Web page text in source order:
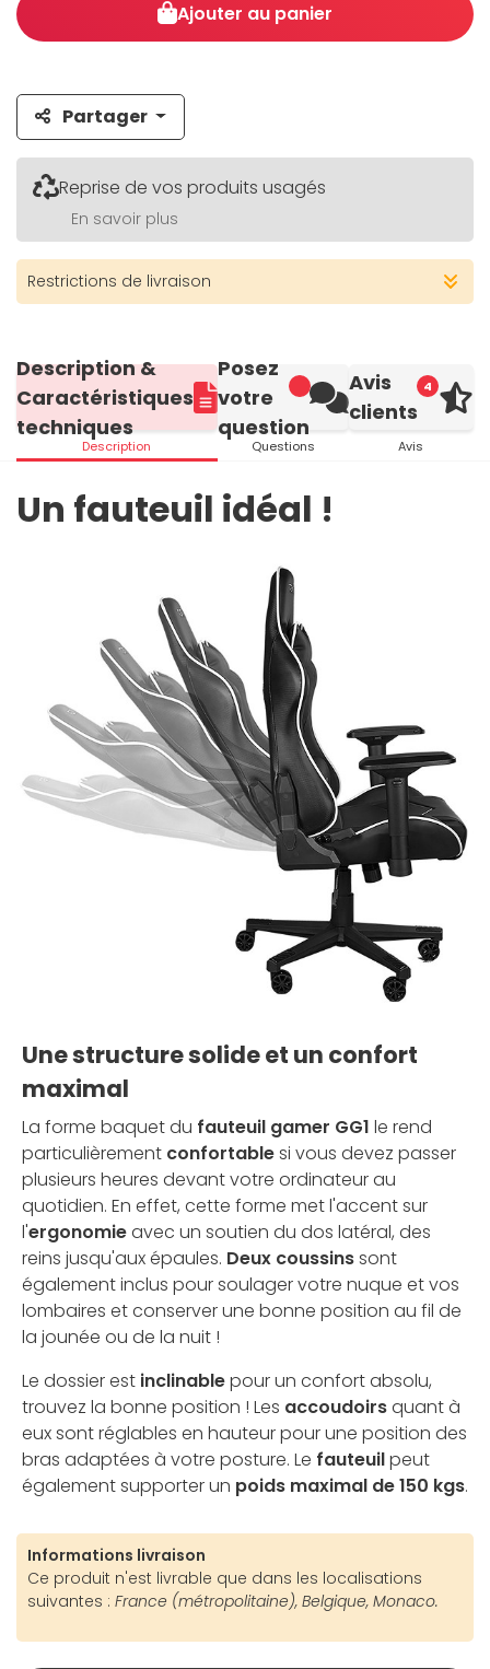
Ajouter au panier
Partager
Reprise de vos produits usagés
En savoir plus
Restrictions de livraison
Description &
Caractéristiques
techniques
Description
Posez
votre
question
Questions
4
Avis
clients
Avis
Un fauteuil idéal !
Une structure solide et un confort
maximal
La forme baquet du fauteuil gamer GG1 le rend
particulièrement confortablesi vous devez passer
plusieurs heures devant votre ordinateur au
quotidien. En effet, cette forme met l'accent sur
l'ergonomieavec un soutien du dos latéral, des
reins jusqu'aux épaules. Deux coussinssont
également inclus pour soulager votre nuque et vos
lombaires et conserver une bonne position au fil de
la jounée ou de la nuit !
Le dossier est inclinablepour un confort absolu,
trouvez la bonne position ! Les accoudoirsquant à
eux sont réglables en hauteur pour une position des
bras adaptées à votre posture. Le fauteuilpeut
également supporter un poids maximal de 150 kgs.
Informations livraison
Ce produit n'est livrable que dans les localisations
suivantes : France (métropolitaine), Belgique, Monaco.